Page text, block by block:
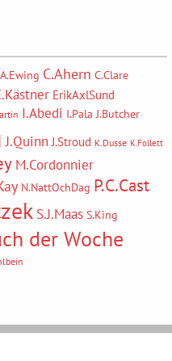
A.Ewing C.Ahern C.Clare
ErikAxlSund
I.Abedi I.Pala J.Butcher
J.Quinn J.Stroud K.Dusse K.Follett
M.Cordonnier
N.NattOchDag P.C.Cast
S.J.Maas S.King
der Woche